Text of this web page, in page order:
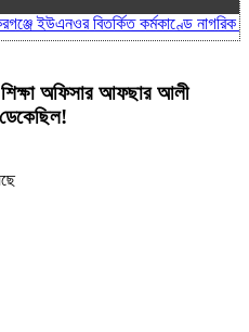
ইউএনওর বিতর্কিত কর্মকাণ্ডে নাগরিক
অফিসার আফছার আলী